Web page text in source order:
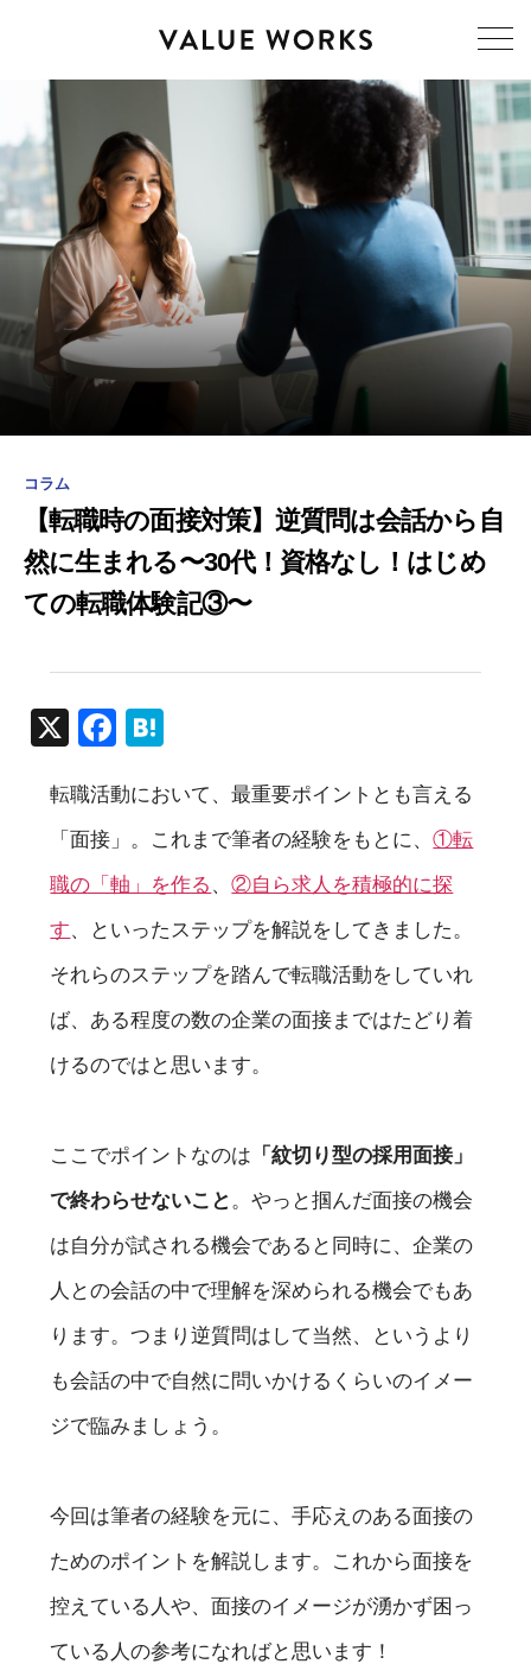
コラム
【転職時の面接対策】逆質問は会話から自
然に生まれる〜30代！資格なし！はじめ
ての転職体験記③〜
X
F
c
e
b
o
k
e
n
a
転職活動において、最重要ポイントとも言える
「面接」。これまで筆者の経験をもとに、①転
職の「軸」を作る 、②自ら求人を積極的に探
す、といったステップを解説をしてきました。
それらのステップを踏んで転職活動をしていれ
ば、ある程度の数の企業の面接まではたどり着
けるのではと思います。
ここでポイントなのは 「紋切り型の採用面接」
で終わらせないこと 。やっと掴んだ面接の機会
は自分が試される機会であると同時に、企業の
人との会話の中で理解を深められる機会でもあ
ります。つまり逆質問はして当然、というより
も会話の中で自然に問いかけるくらいのイメー
ジで臨みましょう。
今回は筆者の経験を元に、手応えのある面接の
ためのポイントを解説します。これから面接を
控えている人や、面接のイメージが湧かず困っ
ている人の参考になればと思います！